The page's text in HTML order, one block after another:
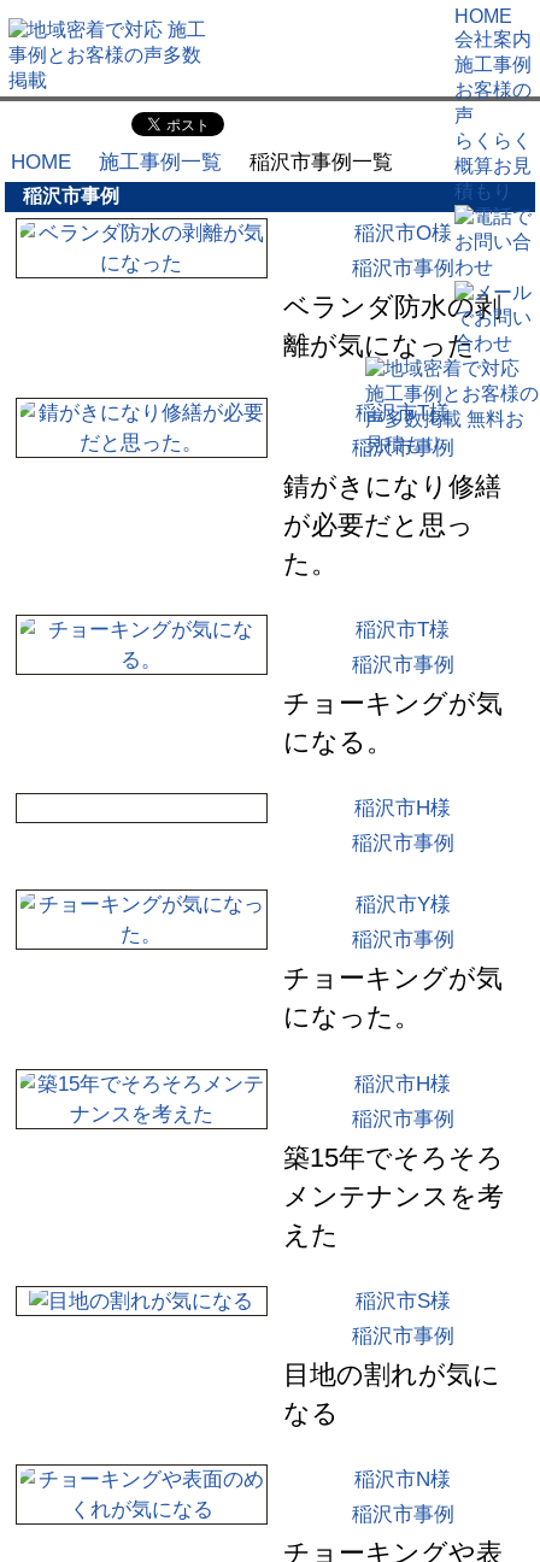
HOME
会社案内
施工事例
お客様の
声
らくらく
概算お見
積もり
HOME 施工事例一覧 稲沢市事例一覧
稲沢市事例
稲沢市O様
稲沢市事例
ベランダ防水の剥
離が気になった
稲沢市T様
稲沢市事例
錆がきになり修繕
が必要だと思っ
た。
稲沢市T様
稲沢市事例
チョーキングが気
になる。
稲沢市H様
稲沢市事例
稲沢市Y様
稲沢市事例
チョーキングが気
になった。
稲沢市H様
稲沢市事例
築15年でそろそろ
メンテナンスを考
えた
稲沢市S様
稲沢市事例
目地の割れが気に
なる
稲沢市N様
稲沢市事例
チョーキングや表